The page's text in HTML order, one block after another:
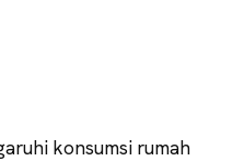
konsumsi rumah